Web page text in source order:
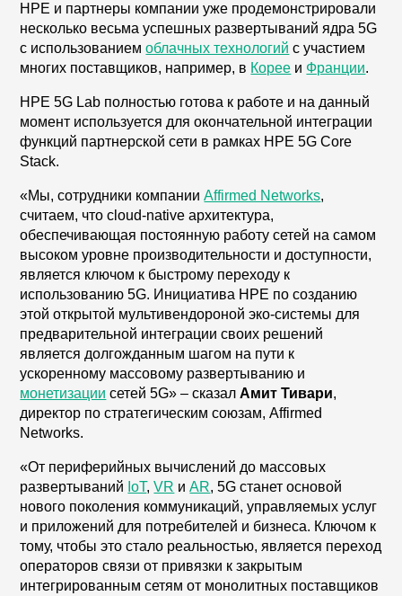
HPE и партнеры компании уже продемонстрировали
несколько весьма успешных развертываний ядра 5G
с использованиемоблачных технологий с участием
многих поставщиков, например, в Корее и Франции.
HPE 5G Lab полностью готова к работе и на данный
момент используется для окончательной интеграции
функций партнерской сети в рамках HPE 5G Core
Stack.
«Мы, сотрудники компанииAffirmed Networks,
считаем, что cloud-native архитектура,
обеспечивающая постоянную работу сетей на самом
высоком уровне производительности и доступности,
является ключом к быстрому переходу к
использованию 5G. Инициатива HPE по созданию
этой открытой мультивендороной эко-системы для
предварительной интеграции своих решений
является долгожданным шагом на пути к
ускоренному массовому развертыванию и
монетизации сетей 5G» – сказалАмит Тивари,
директор по стратегическим союзам, Affirmed
Networks.
«От периферийных вычислений до массовых
развертываний IoT,VR иAR, 5G станет основой
нового поколения коммуникаций, управляемых услуг
и приложений для потребителей и бизнеса. Ключом к
тому, чтобы это стало реальностью, является переход
операторов связи от привязки к закрытым
интегрированным сетям от монолитных поставщиков